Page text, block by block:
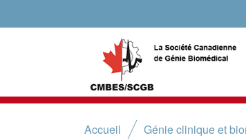
Accueil Génie clinique et